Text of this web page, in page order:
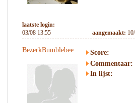
laatste login:
03/08 13:55
aangemaakt:
BezerkBumblebee
Score:
Commentaar:
In lijst: